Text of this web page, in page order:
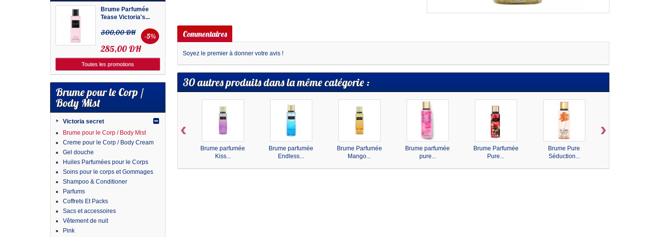
Brume Parfumée
Tease Victoria's...
300,00 DH -5%
285,00 DH
Toutes les promotions
Brume pour le Corp /
Body Mist
Victoria secret
Brume pour le Corp / Body Mist
Creme pour le Corp / Body Cream
Gel douche
Huiles Parfumées pour le Corps
Soins pour le corps et Gommages
Shampoo & Conditioner
Parfums
Coffrets Et Packs
Sacs et accessoires
Vêtement de nuit
Pink
Commentaires
Soyez le premier à donner votre avis !
30 autres produits dans la même catégorie :
Brume parfumée
Kiss...
Brume parfumée
Endless...
Brume Parfumée
Mango...
Brume parfumée
pure...
Brume Parfumée
Pure...
Brume Pure
Séduction...
‹ ›